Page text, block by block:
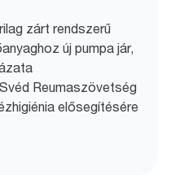
zárt rendszerű
új pumpa jár,
Reumaszövetség
elősegítésére